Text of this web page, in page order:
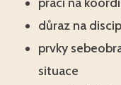
důraz na
prvky
situace